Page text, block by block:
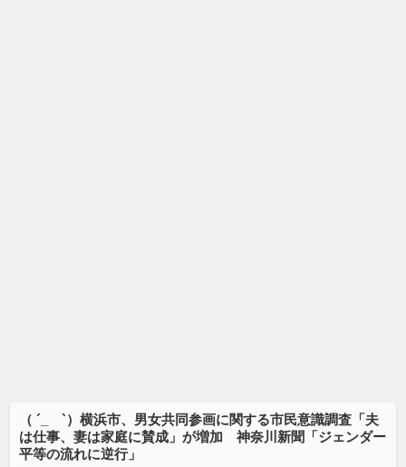
（ ´_ゝ`）横浜市、男女共同参画に関する市民意識調査「夫
は仕事、妻は家庭に賛成」が増加 神奈川新聞「ジェンダー
平等の流れに逆行」